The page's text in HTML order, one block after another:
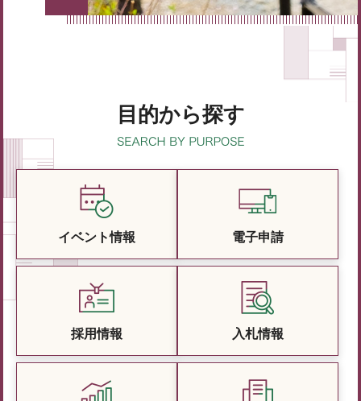
目的から探す
イベント情報 電子申請
採用情報 入札情報